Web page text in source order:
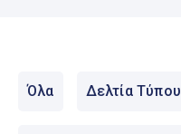
Μητρώο
Όλα Δελτία Τύπου